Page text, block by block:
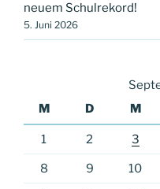
neuem Schulrekord!
5. Juni 2026
M
D M
1 2 3
8 9 10